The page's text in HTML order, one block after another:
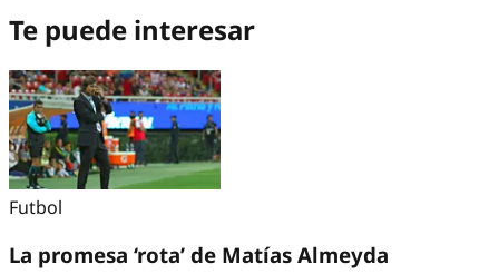
Te puede interesar
Futbol
La promesa ‘rota’ de Matías Almeyda